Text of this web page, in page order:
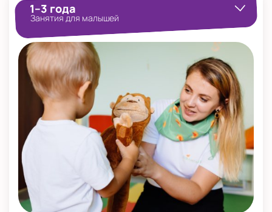
1–3 года
Занятия для малышей